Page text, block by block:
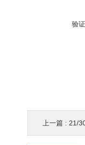
验
上一篇 : 21/